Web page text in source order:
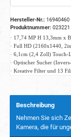
Hersteller-Nr.: 16940460
Produktnummer: 023221
· 17,74 MP H 13,3mm x
· Full HD (2160x1440,
· 6,1cm (2,4 Zoll)
· Optischer Sucher
· Kreative Filter und 13
Beschreibung
Nehmen Sie sich
Kamera, die für